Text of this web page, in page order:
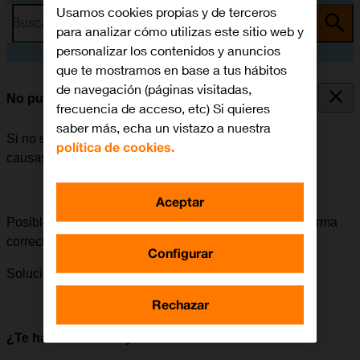
Busca por problema o tema
No puedo encender mi móvil
Si no se puede encender el móvil, puede haber varias
causas posibles al problema.
Posible causa 3 de 4:El móvil se debe encender de forma
correcta.
Solución:Cómo encender el móvil.
¿Te ha servido de ayuda?
Usamos cookies propias y de terceros
para analizar cómo utilizas este sitio web y
personalizar los contenidos y anuncios
que te mostramos en base a tus hábitos
de navegación (páginas visitadas,
frecuencia de acceso, etc) Si quieres
saber más, echa un vistazo a nuestra
política de cookies.
Configurar
Rechazar
Aceptar